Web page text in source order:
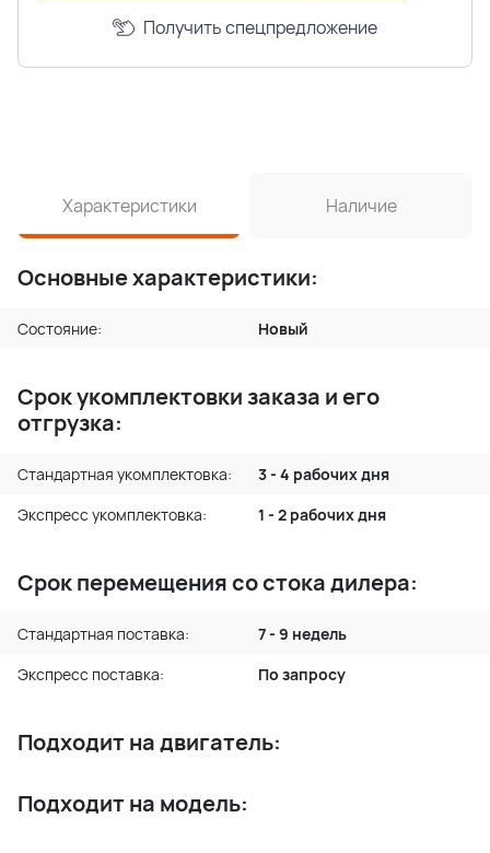
Получить спецпредложение
Характеристики Наличие
Основные характеристики:
Состояние: Новый
Срок укомплектовки заказа и его
отгрузка:
Стандартная укомплектовка:
3 - 4 рабочих дня
Экспресс укомплектовка:
1 - 2 рабочих дня
Срок перемещения со стока дилера:
Стандартная поставка:
7 - 9 недель
Экспресс поставка:
По запросу
Подходит на двигатель:
Подходит на модель: